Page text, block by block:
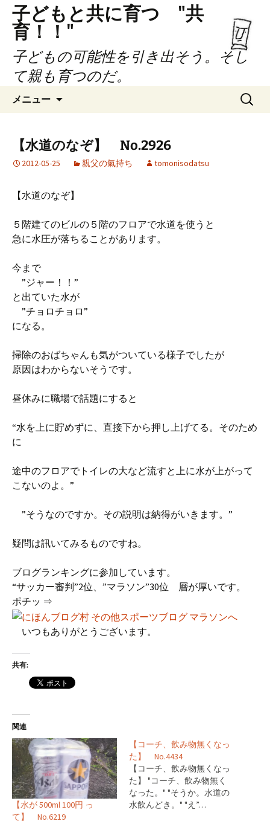
子どもと共に育つ "共
育！！"
子どもの可能性を引き出そう。そし
て親も育つのだ。
メニュー
ン
ツ
キ
プ
検
索:
【水道のなぞ】 No.2926
2012-05-25 親父の氣持ち tomonisodatsu
【水道のなぞ】
５階建てのビルの５階のフロアで水道を使うと
急に水圧が落ちることがあります。
今まで
”ジャー！！”
と出ていた水が
”チョロチョロ”
になる。
掃除のおばちゃんも気がついている様子でしたが
原因はわからないそうです。
昼休みに職場で話題にすると
“水を上に貯めずに、直接下から押し上げてる。そのため
に
途中のフロアでトイレの大など流すと上に水が上がって
こないのよ。”
”そうなのですか。その説明は納得がいきます。”
疑問は訊いてみるものですね。
ブログランキングに参加しています。
“サッカー審判”2位、”マラソン”30位 層が厚いです。
ポチッ ⇒
いつもありがとうございます。
共有:
関連
【水が 500ml 100円 っ
て】 No.6219
【コーチ、飲み物無くなっ
た】 No.4434
【コーチ、飲み物無くなっ
た】 "コーチ、飲み物無く
なった。" "そうか。水道の
水飲んどき。" "え”…